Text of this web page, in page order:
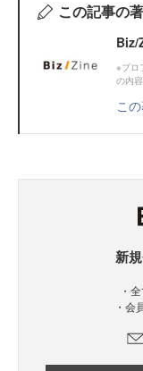
この記事の
Biz/
※プロ
の内
こ
新
・
・会